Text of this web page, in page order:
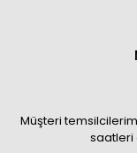
Müşteri
saatleri